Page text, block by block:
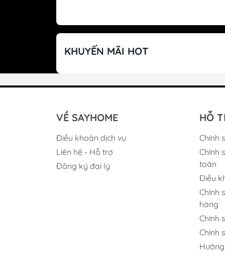
KHUYẾN MÃI HOT
VỀ SAYHOME
Điều khoản dịch vụ
Liên hệ - Hỗ trợ
Đăng ký đại lý
HỖ
Chính
Chính
toán
Điều
Chính
hàng
Chính
Chính